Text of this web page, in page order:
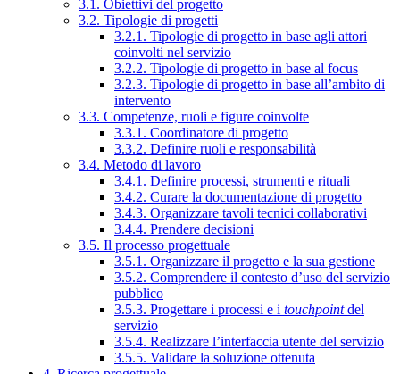
3.1. Obiettivi del progetto
3.2. Tipologie di progetti
3.2.1. Tipologie di progetto in base agli attori
coinvolti nel servizio
3.2.2. Tipologie di progetto in base al focus
3.2.3. Tipologie di progetto in base all’ambito di
intervento
3.3. Competenze, ruoli e figure coinvolte
3.3.1. Coordinatore di progetto
3.3.2. Definire ruoli e responsabilità
3.4. Metodo di lavoro
3.4.1. Definire processi, strumenti e rituali
3.4.2. Curare la documentazione di progetto
3.4.3. Organizzare tavoli tecnici collaborativi
3.4.4. Prendere decisioni
3.5. Il processo progettuale
3.5.1. Organizzare il progetto e la sua gestione
3.5.2. Comprendere il contesto d’uso del servizio
pubblico
3.5.3. Progettare i processi e i touchpointdel
servizio
3.5.4. Realizzare l’interfaccia utente del servizio
3.5.5. Validare la soluzione ottenuta